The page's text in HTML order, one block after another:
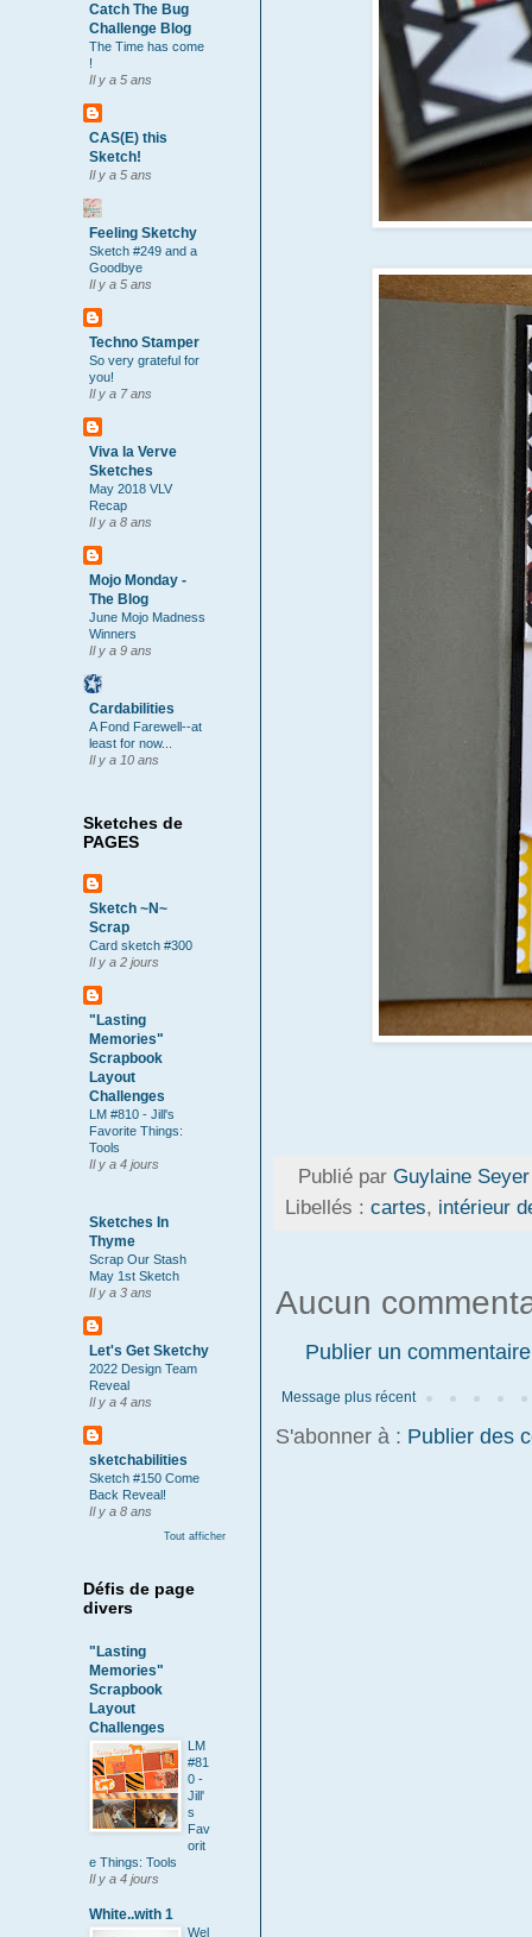
Publié par Guylaine Seyer
Libellés : cartes, intérieur
Aucun
Publier un commentaire
Message plus récent
S'abonner à : Publier des
Catch The Bug
Challenge Blog
The Time has come
!
Il y a 5 ans
CAS(E) this
Sketch!
Il y a 5 ans
Feeling Sketchy
Sketch #249 and a
Goodbye
Il y a 5 ans
Techno Stamper
So very grateful for
you!
Il y a 7 ans
Viva la Verve
Sketches
May 2018 VLV
Recap
Il y a 8 ans
Mojo Monday -
The Blog
June Mojo Madness
Winners
Il y a 9 ans
Cardabilities
A Fond Farewell--at
least for now...
Il y a 10 ans
Sketches de
PAGES
Sketch ~N~
Scrap
Card sketch #300
Il y a 2 jours
"Lasting
Memories"
Scrapbook
Layout
Challenges
LM #810 - Jill's
Favorite Things:
Tools
Il y a 4 jours
Sketches In
Thyme
Scrap Our Stash
May 1st Sketch
Il y a 3 ans
Let's Get Sketchy
2022 Design Team
Reveal
Il y a 4 ans
sketchabilities
Sketch #150 Come
Back Reveal!
Il y a 8 ans
Tout afficher
Défis de page
divers
"Lasting
Memories"
Scrapbook
Layout
Challenges
LM
#81
0 -
Jill'
s
Fav
orit
e Things: Tools
Il y a 4 jours
White..with 1
Wel